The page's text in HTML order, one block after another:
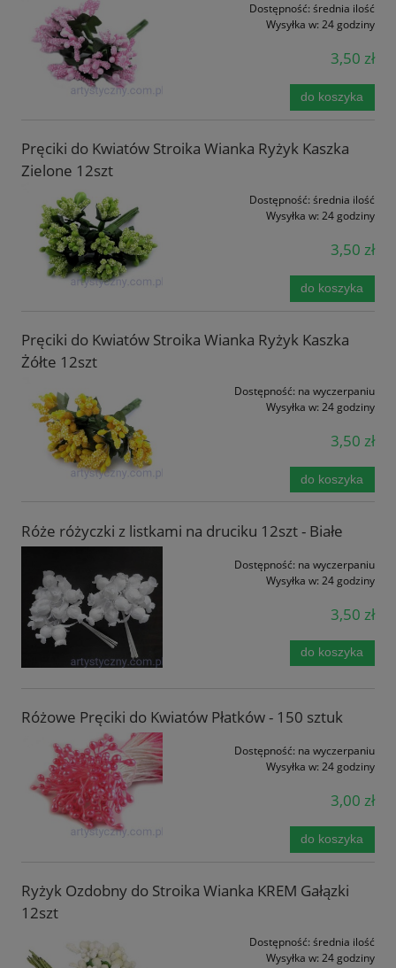
Dostępność: średnia ilość
Wysyłka w: 24 godziny
3,50 zł
do koszyka
Pręciki do Kwiatów Stroika Wianka Ryżyk Kaszka
Zielone 12szt
Dostępność: średnia ilość
Wysyłka w: 24 godziny
3,50 zł
do koszyka
Pręciki do Kwiatów Stroika Wianka Ryżyk Kaszka
Żółte 12szt
Dostępność: na wyczerpaniu
Wysyłka w: 24 godziny
3,50 zł
do koszyka
Róże różyczki z listkami na druciku 12szt - Białe
Dostępność: na wyczerpaniu
Wysyłka w: 24 godziny
3,50 zł
do koszyka
Różowe Pręciki do Kwiatów Płatków - 150 sztuk
Dostępność: na wyczerpaniu
Wysyłka w: 24 godziny
3,00 zł
do koszyka
Ryżyk Ozdobny do Stroika Wianka KREM Gałązki
12szt
Dostępność: średnia ilość
Wysyłka w: 24 godziny